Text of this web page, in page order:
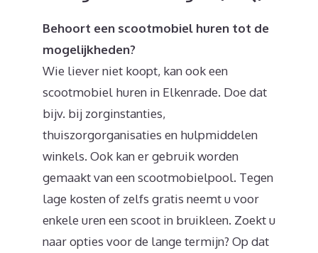
Behoort een scootmobiel huren tot de
mogelijkheden?
Wie liever niet koopt, kan ook een
scootmobiel huren in Elkenrade. Doe dat
bijv. bij zorginstanties,
thuiszorgorganisaties en hulpmiddelen
winkels. Ook kan er gebruik worden
gemaakt van een scootmobielpool. Tegen
lage kosten of zelfs gratis neemt u voor
enkele uren een scoot in bruikleen. Zoekt u
naar opties voor de lange termijn? Op dat